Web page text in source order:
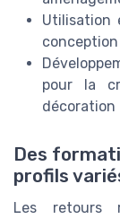
Utilisation
pour la
décoration
Des
profils
Les retours